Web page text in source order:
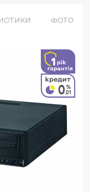
ФОТО